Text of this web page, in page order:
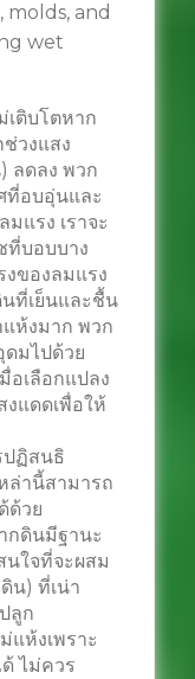
and
wet
เติบโตหาก
วงแสง
ลดลง พวก
ที่อบอุ่นและ
แรง เราจะ
ที่บอบบาง
งของลมแรง
ที่เย็นและชื้น
ห้งมาก พวก
มไปด้วย
อเลือกแปลง
งแดดเพื่อให้
ปฏิสนธิ
ล่านี้สามารถ
ด้วย
กดินมีฐานะ
นใจที่จะผสม
น) ที่เน่า
ลูก
ห้งเพราะ
ไม่ควร